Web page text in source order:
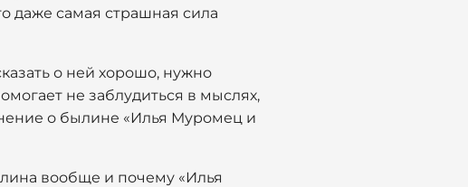
даже самая страшная сила
о ней хорошо, нужно
не заблудиться в мыслях,
о былине «Илья Муромец и
вообще и почему «Илья